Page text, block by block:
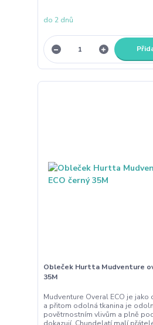
do 2 dnů
Obleček Hurtta Mudventure
35M
Mudventure Overal ECO je jako
a přitom odolná tkanina je
povětrnostním vlivům a plně